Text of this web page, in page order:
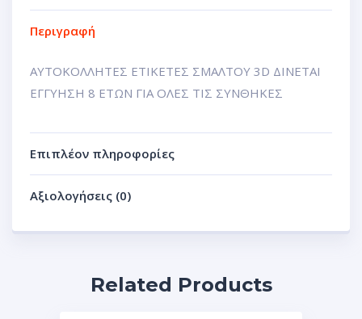
Περιγραφή
ΑΥΤΟΚΟΛΛΗΤΕΣ ΕΤΙΚΕΤΕΣ ΣΜΑΛΤΟΥ 3D ΔΙΝΕΤΑΙ
ΕΓΓΥΗΣΗ 8 ΕΤΩΝ ΓΙΑ ΟΛΕΣ ΤΙΣ ΣΥΝΘΗΚΕΣ
Επιπλέον πληροφορίες
Αξιολογήσεις (0)
Related Products